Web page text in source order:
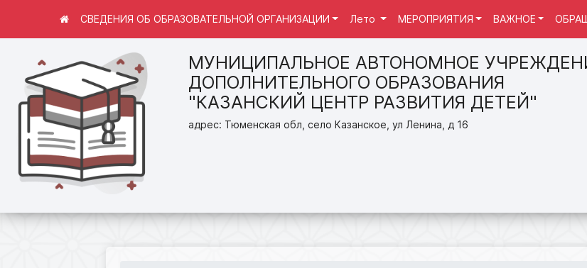
МУНИЦИПАЛЬНОЕ АВТОНОМНОЕ
ДОПОЛНИТЕЛЬНОГО ОБРАЗОВАНИЯ
"КАЗАНСКИЙ ЦЕНТР РАЗВИТИЯ ДЕТЕЙ"
адрес: Тюменская обл, село Казанское, ул Ленина, д 16
СВЕДЕНИЯ ОБ ОБРАЗОВАТЕЛЬНОЙ ОРГАНИЗАЦИИ Лето МЕРОПРИЯТИЯ ВАЖНОЕ